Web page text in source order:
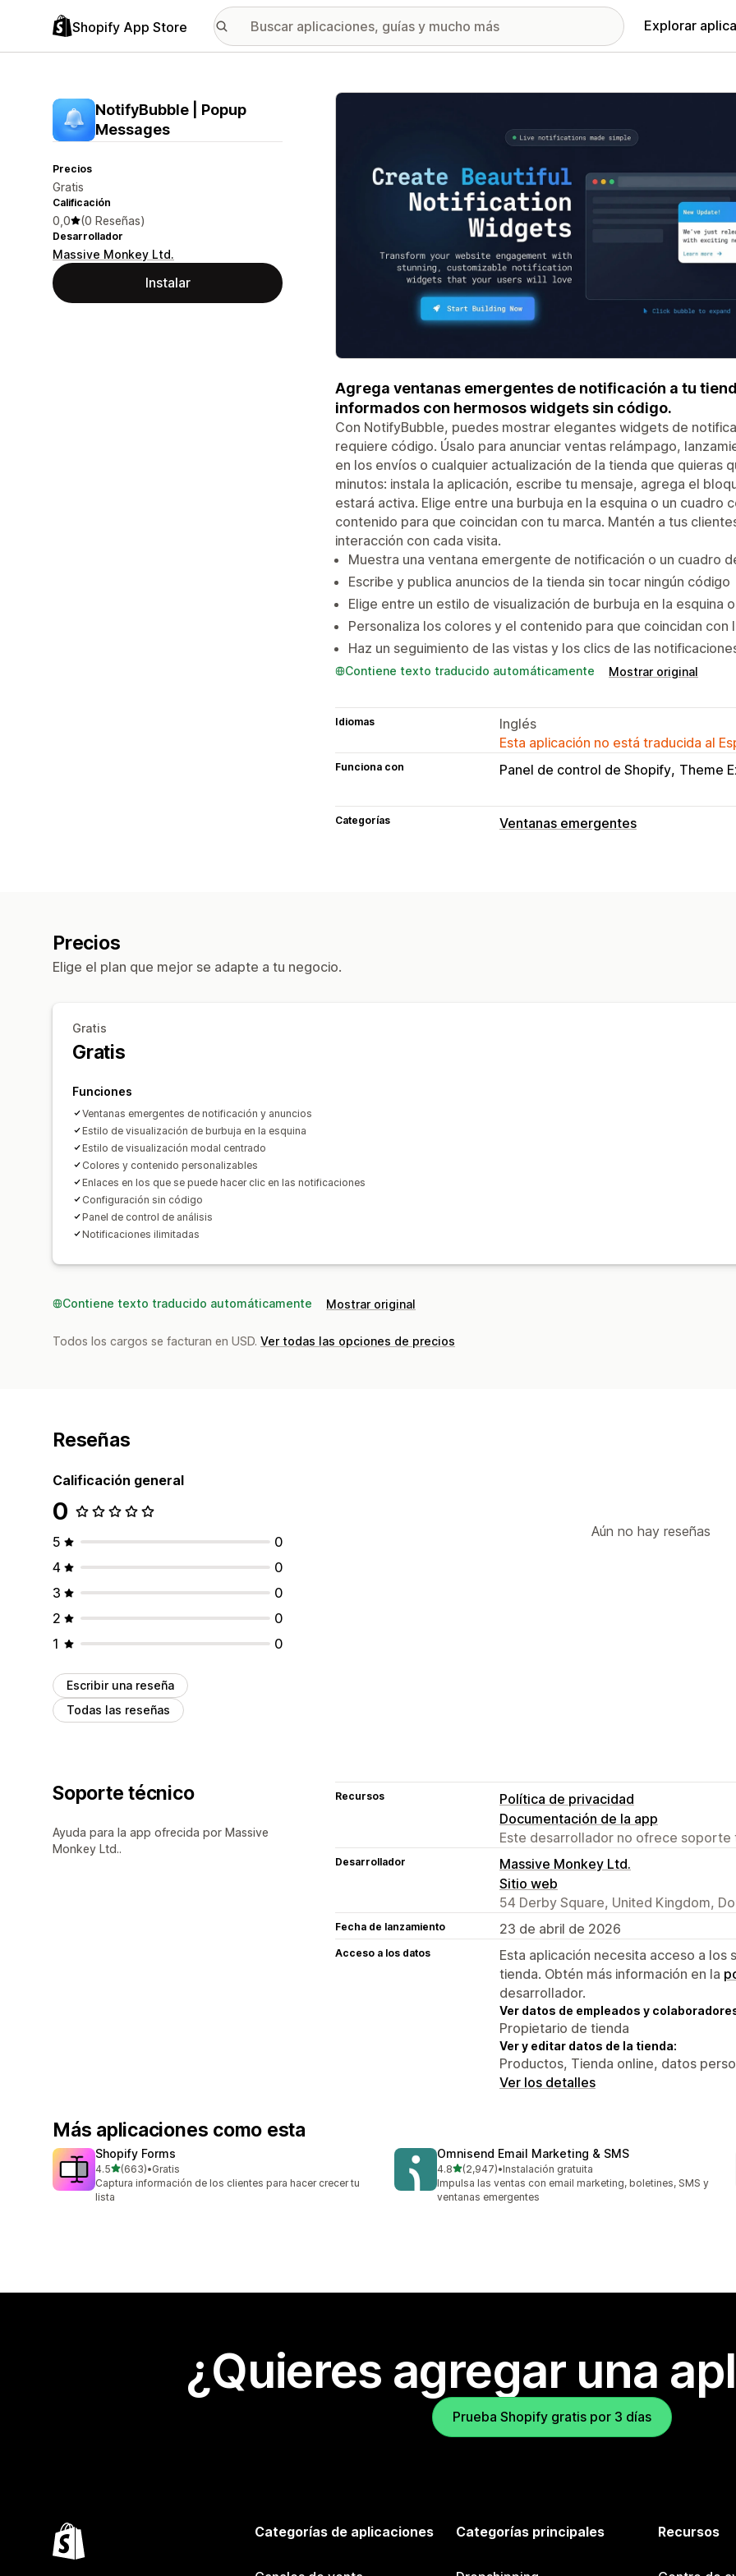
Shopify App Store Explorar
NotifyBubble | Popup
Messages
Precios
Gratis
Calificación
0,0 (0 Reseñas)
Desarrollador
Massive Monkey Ltd.
Instalar
Galería de imágenes destacadas
Agrega ventanas emergentes de notificación a tu
informados con hermosos widgets sin código.
Con NotifyBubble, puedes mostrar elegantes widgets de
requiere código. Úsalo para anunciar ventas relámpago,
en los envíos o cualquier actualización de la tienda que quieras
minutos: instala la aplicación, escribe tu mensaje, agrega el
estará activa. Elige entre una burbuja en la esquina o un cuadro
contenido para que coincidan con tu marca. Mantén a tus
interacción con cada visita.
Muestra una ventana emergente de notificación o un cuadro
Escribe y publica anuncios de la tienda sin tocar ningún código
Elige entre un estilo de visualización de burbuja en la esquina
Personaliza los colores y el contenido para que coincidan con
Haz un seguimiento de las vistas y los clics de las
Contiene texto traducido automáticamente Mostrar original
Idiomas
Inglés
Esta aplicación no está traducida al
Funciona con Panel de control de Shopify Theme
Categorías Ventanas emergentes
Precios
Elige el plan que mejor se adapte a tu negocio.
Gratis
Gratis
Funciones
Ventanas emergentes de notificación y anuncios
Estilo de visualización de burbuja en la esquina
Estilo de visualización modal centrado
Colores y contenido personalizables
Enlaces en los que se puede hacer clic en las notificaciones
Configuración sin código
Panel de control de análisis
Notificaciones ilimitadas
Contiene texto traducido automáticamente Mostrar original
Todos los cargos se facturan en USD. Ver todas las opciones de precios
Reseñas
Calificación general
0
5
0
4
0
3
0
2
0
1
0
Escribir una reseña
Todas las reseñas
Aún no hay reseñas
Soporte técnico
Ayuda para la app ofrecida por Massive
Monkey Ltd..
Recursos
Política de privacidad
Documentación de la app
Este desarrollador no ofrece soporte
Desarrollador
Massive Monkey Ltd.
Sitio web
54 Derby Square, United Kingdom,
Fecha de lanzamiento 23 de abril de 2026
Acceso a los datos
Esta aplicación necesita acceso a los
tienda. Obtén más información en la
desarrollador.
Ver datos de empleados y
Propietario de tienda
Ver y editar datos de la tienda:
Productos, Tienda online, datos
Ver los detalles
Más aplicaciones como esta
Shopify Forms
4.5de 5 estrellas
(663)
663 reseñas en total
•Gratis
Captura información de los clientes para hacer crecer tu
lista
Omnisend Email Marketing & SMS
4.8de 5 estrellas
(2,947)
2947 reseñas en total
•Instalación gratuita
Impulsa las ventas con email marketing, boletines, SMS y
ventanas emergentes
¿Quieres agregar una
Prueba Shopify gratis por 3 días
Categorías de aplicaciones Categorías principales Recursos